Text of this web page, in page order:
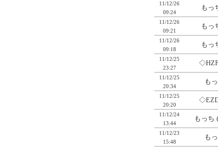
11/12/26
09:24
もっ
11/12/26
09:21
もっ
11/12/26
09:18
もっ
11/12/25
23:27
11/12/25
20:34
も
11/12/25
20:20
11/12/24
13:44
もっち
11/12/23
15:48
も